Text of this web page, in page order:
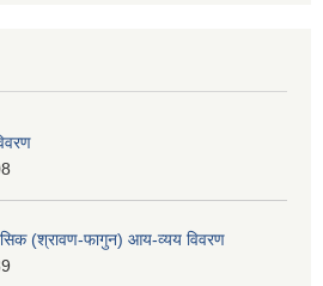
(श्रावण-फागुन) आय-व्यय विवरण